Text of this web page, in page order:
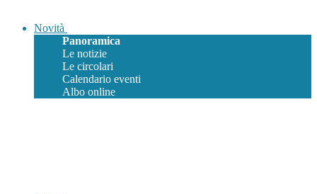
Novità
Panoramica
Le notizie
Le circolari
Calendario eventi
Albo online